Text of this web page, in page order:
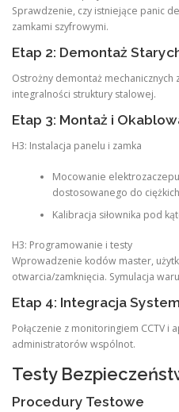
Sprawdzenie, czy istniejące panic
zamkami szyfrowymi.
Etap 2: Demontaż
Ostrożny demontaż mechanicznych
integralności struktury stalowej.
Etap 3: Montaż i
H3: Instalacja panelu i zamka
Mocowanie
dostosowanego do
Kalibracja siłownika pod
H3: Programowanie i testy
Wprowadzenie kodów master,
otwarcia/zamknięcia. Symulacja
Etap 4: Integracja
Połączenie z monitoringiem CCTV i
administratorów wspólnot.
Testy
Procedury Testowe